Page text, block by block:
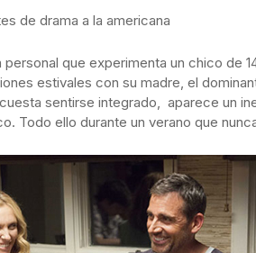
de drama a la americana
que experimenta un chico de
estivales con su madre, el
sentirse integrado, aparece un
Todo ello durante un verano que